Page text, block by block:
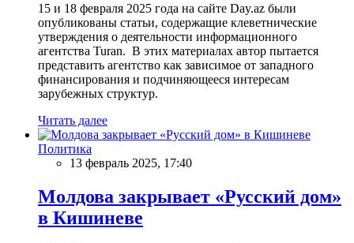
15 и 18 февраля 2025 года на сайте Day.az были
опубликованы статьи, содержащие клеветнические
утверждения о деятельности информационного
агентства Turan. В этих материалах автор пытается
представить агентство как зависимое от западного
финансирования и подчиняющееся интересам
зарубежных структур.
Читать далее
Политика
13 февраль 2025, 17:40
Молдова закрывает «Русский дом»
в Кишиневе